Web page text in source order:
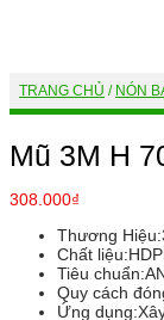
TRANG CHỦ / NÓN
Mũ 3M H
308.000₫
Thương Hiệu:
Chất liệu:
Tiêu chuẩn:
Quy cách
Ứng dụng: